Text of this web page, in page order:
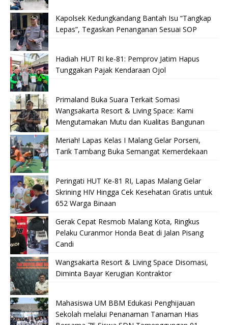
Kapolsek Kedungkandang Bantah Isu “Tangkap
Lepas”, Tegaskan Penanganan Sesuai SOP
Hadiah HUT RI ke-81: Pemprov Jatim Hapus
Tunggakan Pajak Kendaraan Ojol
Primaland Buka Suara Terkait Somasi
Wangsakarta Resort & Living Space: Kami
Mengutamakan Mutu dan Kualitas Bangunan
Meriah! Lapas Kelas I Malang Gelar Porseni,
Tarik Tambang Buka Semangat Kemerdekaan
Peringati HUT Ke-81 RI, Lapas Malang Gelar
Skrining HIV Hingga Cek Kesehatan Gratis untuk
652 Warga Binaan
Gerak Cepat Resmob Malang Kota, Ringkus
Pelaku Curanmor Honda Beat di Jalan Pisang
Candi
Wangsakarta Resort & Living Space Disomasi,
Diminta Bayar Kerugian Kontraktor
Mahasiswa UM BBM Edukasi Penghijauan
Sekolah melalui Penanaman Tanaman Hias